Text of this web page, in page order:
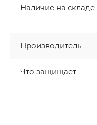
Наличие на складе
Производитель
Что защищает